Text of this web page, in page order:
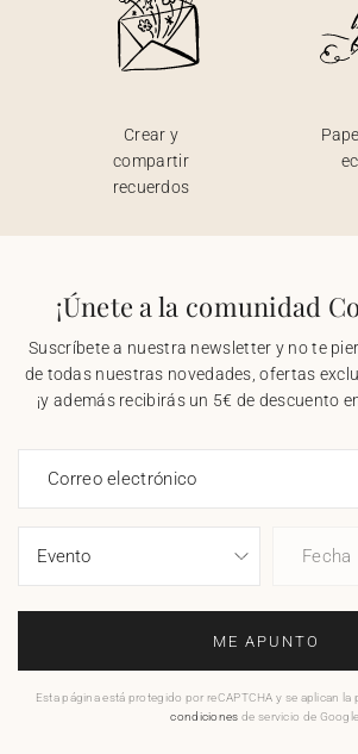
Crear y
compartir
recuerdos
¡Únete a la comunidad
Suscríbete a nuestra newsletter y no te
de todas nuestras novedades, ofertas
¡y además recibirás un 5€ de descuento
Correo electrónico
Fecha
ME APUNTO
Esta página está protegido por reCAPTCHA y se aplican
condiciones de servicio de Google.